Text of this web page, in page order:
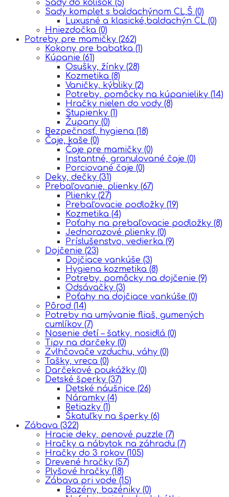
Sady do kolísok (5)
Sady komplet s baldachýnom CL,Š (0)
Luxusné a klasické,baldachýn CL (0)
Hniezdočka (0)
Potreby pre mamičky (262)
Kokony pre babatka (1)
Kúpanie (61)
Osušky, žínky (28)
Kozmetika (8)
Vaničky, kýbliky (2)
Potreby, pomôcky na kúpanieliky (14)
Hračky nielen do vody (8)
Stupienky (1)
Župany (0)
Bezpečnosť, hygiena (18)
Čaje, kaše (0)
Čaje pre mamičky (0)
Instantné, granulované čaje (0)
Porciované čaje (0)
Deky, dečky (31)
Prebaľovanie, plienky (67)
Plienky (27)
Prebaľovacie podložky (19)
Kozmetika (4)
Poťahy na prebaľovacie podložky (8)
Jednorazové plienky (0)
Príslušenstvo, vedierka (9)
Dojčenie (23)
Dojčiace vankúše (3)
Hygiena kozmetika (8)
Potreby, pomôcky na dojčenie (9)
Odsávačky (3)
Poťahy na dojčiace vankúše (0)
Pôrod (14)
Potreby na umývanie fliaš, gumených
cumlíkov (7)
Nosenie detí – šatky, nosidlá (0)
Tipy na darčeky (0)
Zvlhčovače vzduchu, váhy (0)
Tašky, vreca (0)
Darčekové poukážky (0)
Detské šperky (37)
Detské náušnice (26)
Náramky (4)
Retiazky (1)
Škatuľky na šperky (6)
Zábava (322)
Hracie deky, penové puzzle (7)
Hračky a nábytok na záhradu (7)
Hračky do 3 rokov (105)
Drevené hračky (57)
Plyšové hračky (18)
Zábava pri vode (15)
Bazény, bazéniky (0)